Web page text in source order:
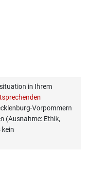
in Ihrem
Vorpommern
(Ausnahme: Ethik,
kein